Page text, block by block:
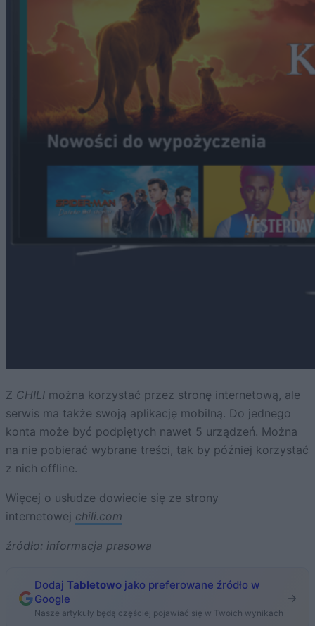
Z CHILI można korzystać przez stronę internetową, ale
serwis ma także swoją aplikację mobilną. Do jednego
konta może być podpiętych nawet 5 urządzeń. Można
na nie pobierać wybrane treści, tak by później korzystać
z nich offline.
Więcej o usłudze dowiecie się ze strony
internetowej chili.com
źródło: informacja prasowa
Dodaj Tabletowo jako preferowane źródło w
Google
Nasze artykuły będą częściej pojawiać się w Twoich wynikach